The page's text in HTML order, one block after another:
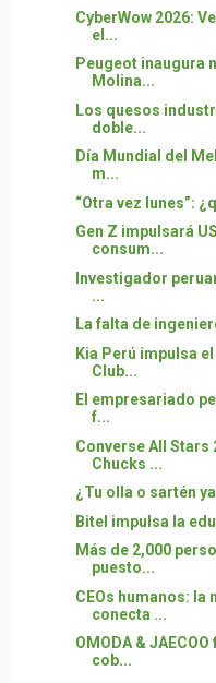
CyberWow 2026:
el...
Peugeot inaugura
Molina...
Los quesos
doble...
Día Mundial del
m...
“Otra vez lunes”:
Gen Z impulsará
consum...
Investigador
...
La falta de
Kia Perú impulsa
Club...
El empresariado
f...
Converse All Stars
Chucks ...
¿Tu olla o sartén
Bitel impulsa la
Más de 2,000
puesto...
CEOs humanos: la
conecta ...
OMODA &
cob...